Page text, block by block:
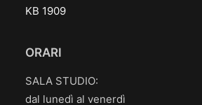
KB 1909
ORARI
SALA STUDIO:
dal lunedì al venerdì